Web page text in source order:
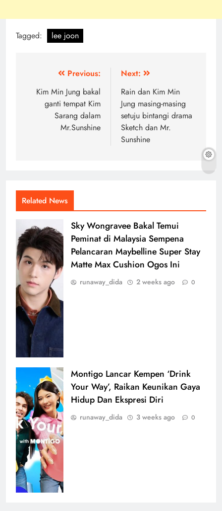
Tagged: lee joon
navigation
Previous:
Kim Min Jung bakal
ganti tempat Kim
Sarang dalam
Mr.Sunshine
Next:
Rain dan Kim Min
Jung masing-masing
setuju bintangi drama
Sketch dan Mr.
Sunshine
Related News
Sky Wongravee Bakal Temui
Peminat di Malaysia Sempena
Pelancaran Maybelline Super Stay
Matte Max Cushion Ogos Ini
runaway_dida 2 weeks ago 0
Montigo Lancar Kempen ‘Drink
Your Way’, Raikan Keunikan Gaya
Hidup Dan Ekspresi Diri
runaway_dida 3 weeks ago 0